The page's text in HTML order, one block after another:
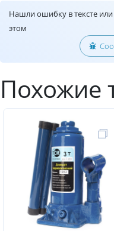
Нашли ошибку в тексте
этом
Похожие